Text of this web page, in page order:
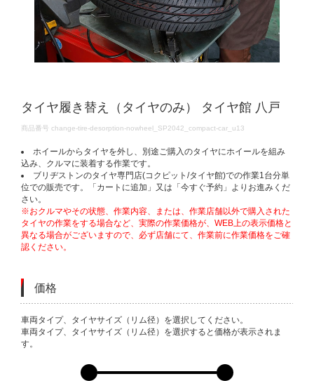
タイヤ履き替え（タイヤのみ） タイヤ館 八戸
DETAILS
商品番号 change-tire-desorption-nowheel_SP2042_compact-car_u13
ホイールからタイヤを外し、別途ご購入のタイヤにホイールを組み
込み、クルマに装着する作業です。
ブリヂストンのタイヤ専門店(コクピット/タイヤ館)での作業1台分単
位での販売です。「カートに追加」又は「今すぐ予約」よりお進みくだ
さい。
※おクルマやその状態、作業内容、または、作業店舗以外で購入された
タイヤの作業をする場合など、実際の作業価格が、WEB上の表示価格と
異なる場合がございますので、必ず店舗にて、作業前に作業価格をご確
認ください。
価格
VARIATIONS
車両タイプ、タイヤサイズ（リム径）を選択してください。
車両タイプ、タイヤサイズ（リム径）を選択すると価格が表示されま
す。